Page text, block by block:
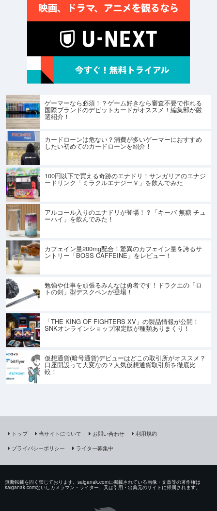
ゲーマーなら必須！？ゲーム好きなら審査不要で作れる
国際ブランドのデビットカードがオススメ！編集部が厳
選紹介！
カードローンは危ない？消費が多いゲーマーにおすすめ
したい初めてのカードローンを紹介！
100円以下で買える奇跡のエナドリ！サンガリアのエナジ
ードリンク「ミラクルエナジーＶ」を飲んでみた
アルコール入りのエナドリが登場！？「キーバ 無糖 チュ
ーハイ」を飲んでみた！
カフェイン量200mg配合！驚異のカフェイン量を誇るサ
ントリー「BOSS CAFFEINE」をレビュー！
勉強や仕事を頑張るみんなは勇者です！ドラクエの「ロ
トの剣」型デスクペンが登場！
「THE KING OF FIGHTERS XV」の製品情報が公開！
SNKオンラインショップ限定版が種類ありまくり！
仮想通貨(暗号通貨)デビューはどこの取引所がオススメ？
口座開設って大変なの？人気仮想通貨取引所を徹底比
較！
トップ 当サイトについて お問い合わせ
利用規約
プライバシーポリシー
ライター募集中
無断転載を固く禁じております。saiganak.comに掲載されている画像・文章等の著作権は
saiganak.comないしカメラマン・ライター、又は引用・出典元のサイトに帰属されます。